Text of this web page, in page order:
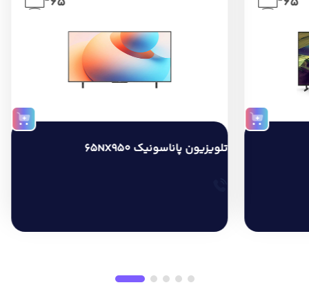
تلویزیون پاناسونیک 65NX950